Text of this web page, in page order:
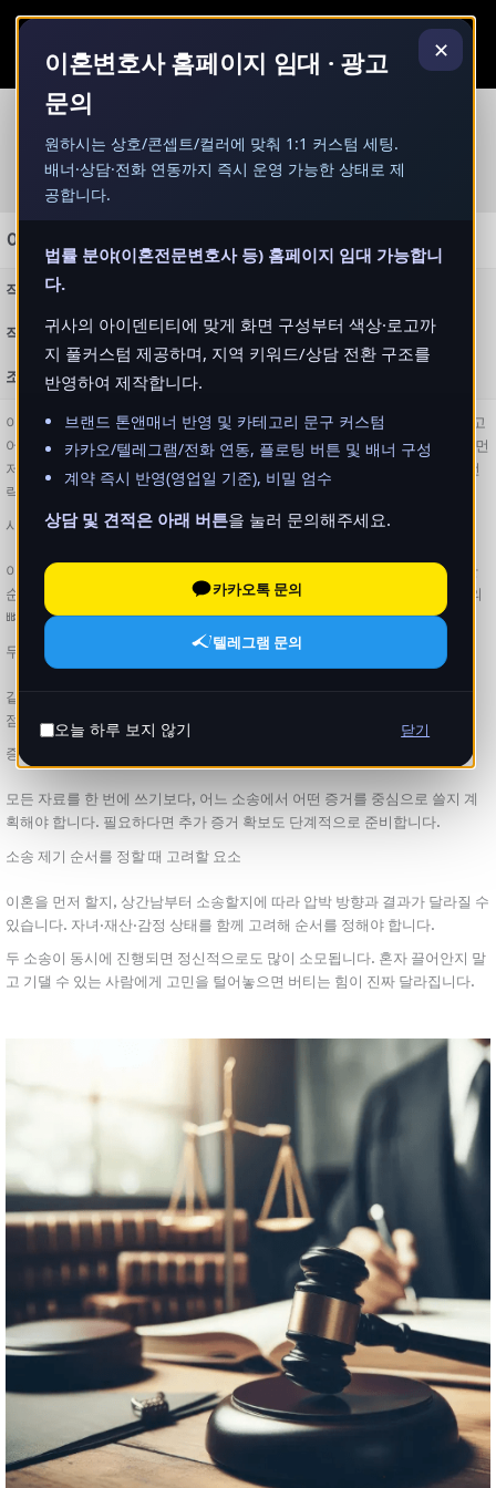
✕
이혼변호사 홈페이지 임대 · 광고
문의
원하시는 상호/콘셉트/컬러에 맞춰 1:1 커스텀 세팅.
배너·상담·전화 연동까지 즉시 운영 가능한 상태로 제
공합니다.
법률 분야(이혼전문변호사 등) 홈페이지 임대 가능합니
다.
귀사의 아이덴티티에 맞게 화면 구성부터 색상·로고까
지 풀커스텀 제공하며, 지역 키워드/상담 전환 구조를
반영하여 제작합니다.
브랜드 톤앤매너 반영 및 카테고리 문구 커스텀
카카오/텔레그램/전화 연동, 플로팅 버튼 및 배너 구성
계약 즉시 반영(영업일 기준), 비밀 엄수
상담 및 견적은 아래 버튼을 눌러 문의해주세요.
카카오톡 문의
텔레그램 문의
오늘 하루 보지 않기 닫기
법률서비스 안내
이혼소송과 상간남소송이 함께 얽힌 케이스
작성자
작성일 2025-11-17 17:53
조회 164
이혼소송이랑 상간남소송이 한꺼번에 겹쳐버리면 머릿속이 정말 복잡해지고
어디부터 정리해야 할지 막막할 수밖에 없죠. 그래서 저희는 사건의 흐름을 먼
저 시간순으로 정리하고, 재산·위자료·양육 문제까지 한 번에 묶어서 어떤 전
략이 현실적으로 가장 유리한지 함께 짚어드립니다.
사건 타임라인부터 정리하기
이혼소송과 상간남소송이 함께 얽혔다면 언제부터 어떤 일이 있었는지 시간
순으로 정리하는 것이 우선입니다. 이혼전문변호사의 이 연표가 소송 전략의
뼈대가 됩니다.
두 소송에서 공통으로 쓰이는 쟁점 파악하기
같은 사실관계가 두 소송에서 서로 다르게 해석될 수 있습니다. 부정행위 시
점, 별거 여부, 파탄 책임 등을 공통 쟁점으로 정리해 두는 것이 좋습니다.
증거를 어떻게 나누고 활용할지 전략 세우기
모든 자료를 한 번에 쓰기보다, 어느 소송에서 어떤 증거를 중심으로 쓸지 계
획해야 합니다. 필요하다면 추가 증거 확보도 단계적으로 준비합니다.
소송 제기 순서를 정할 때 고려할 요소
이혼을 먼저 할지, 상간남부터 소송할지에 따라 압박 방향과 결과가 달라질 수
있습니다. 자녀·재산·감정 상태를 함께 고려해 순서를 정해야 합니다.
두 소송이 동시에 진행되면 정신적으로도 많이 소모됩니다. 혼자 끌어안지 말
고 기댈 수 있는 사람에게 고민을 털어놓으면 버티는 힘이 진짜 달라집니다.